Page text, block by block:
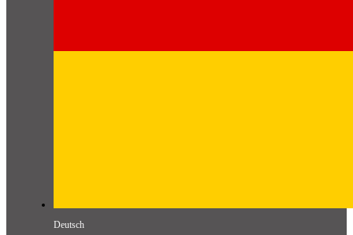
Deutsch